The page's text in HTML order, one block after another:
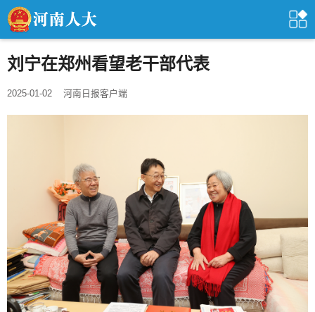
刘宁在郑州看望老干部代表
2025-01-02 河南日报客户端